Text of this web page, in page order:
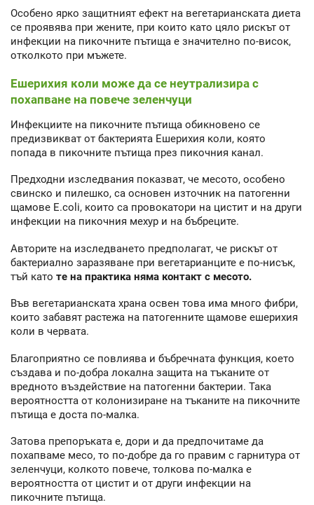
Особено ярко защитният ефект на вегетарианската диета
се проявява при жените, при които като цяло рискът от
инфекции на пикочните пътища е значително по-висок,
отколкото при мъжете.
Ешерихия коли може да се неутрализира с
похапване на повече зеленчуци
Инфекциите на пикочните пътища обикновено се
предизвикват от бактерията Ешерихия коли, която
попада в пикочните пътища през пикочния канал.
Предходни изследвания показват, че месото, особено
свинско и пилешко, са основен източник на патогенни
щамове E.coli, които са провокатори на цистит и на други
инфекции на пикочния мехур и на бъбреците.
Авторите на изследването предполагат, че рискът от
бактериално заразяване при вегетарианците е по-нисък,
тъй като те на практика няма контакт с месото.
Във вегетарианската храна освен това има много фибри,
които забавят растежа на патогенните щамове ешерихия
коли в червата.
Благоприятно се повлиява и бъбречната функция, което
създава и по-добра локална защита на тъканите от
вредното въздействие на патогенни бактерии. Така
вероятността от колонизиране на тъканите на пикочните
пътища е доста по-малка.
Затова препоръката е, дори и да предпочитаме да
похапваме месо, то по-добре да го правим с гарнитура от
зеленчуци, колкото повече, толкова по-малка е
вероятността от цистит и от други инфекции на
пикочните пътища.